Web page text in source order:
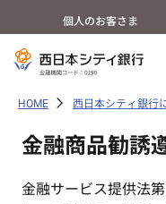
個人のお客さま
HOME 西日本シティ銀行
金融商品勧誘
金融サービス提供法